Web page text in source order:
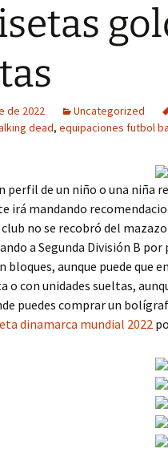
de 2022 Uncategorized
dead, equipaciones futbol
perfil de un niño o una niña
irá mandando
no se recobró del
a Segunda División B
bloques, aunque puede que
o con unidades sueltas,
puedes comprar un
dinamarca mundial 2022